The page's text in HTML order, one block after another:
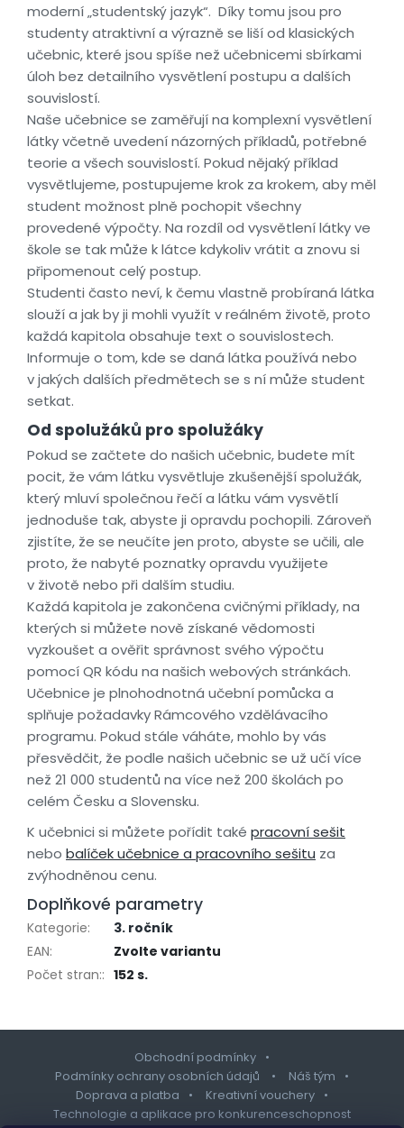
moderní „studentský jazyk“. Díky tomu jsou pro
studenty atraktivní a výrazně se liší od klasických
učebnic, které jsou spíše než učebnicemi sbírkami
úloh bez detailního vysvětlení postupu a dalších
souvislostí.
Naše učebnice se zaměřují na komplexní vysvětlení
látky včetně uvedení názorných příkladů, potřebné
teorie a všech souvislostí. Pokud nějaký příklad
vysvětlujeme, postupujeme krok za krokem, aby měl
student možnost plně pochopit všechny
provedené výpočty. Na rozdíl od vysvětlení látky ve
škole se tak může k látce kdykoliv vrátit a znovu si
připomenout celý postup.
Studenti často neví, k čemu vlastně probíraná látka
slouží a jak by ji mohli využít v reálném životě, proto
každá kapitola obsahuje text o souvislostech.
Informuje o tom, kde se daná látka používá nebo
v jakých dalších předmětech se s ní může student
setkat.
Od spolužáků pro spolužáky
Pokud se začtete do našich učebnic, budete mít
pocit, že vám látku vysvětluje zkušenější spolužák,
který mluví společnou řečí a látku vám vysvětlí
jednoduše tak, abyste ji opravdu pochopili. Zároveň
zjistíte, že se neučíte jen proto, abyste se učili, ale
proto, že nabyté poznatky opravdu využijete
v životě nebo při dalším studiu.
Každá kapitola je zakončena cvičnými příklady, na
kterých si můžete nově získané vědomosti
vyzkoušet a ověřit správnost svého výpočtu
pomocí QR kódu na našich webových stránkách.
Učebnice je plnohodnotná učební pomůcka a
splňuje požadavky Rámcového vzdělávacího
programu. Pokud stále váháte, mohlo by vás
přesvědčit, že podle našich učebnic se už učí více
než 21 000 studentů na více než 200 školách po
celém Česku a Slovensku.
K učebnici si můžete pořídit také pracovní sešit
nebo balíček učebnice a pracovního sešitu za
zvýhodněnou cenu.
Doplňkové parametry
Kategorie:
3. ročník
EAN:
Zvolte variantu
Počet stran:: 152 s.
Obchodní podmínky
Podmínky ochrany osobních údajů
Náš tým
Doprava a platba
Kreativní vouchery
Technologie a aplikace pro konkurenceschopnost